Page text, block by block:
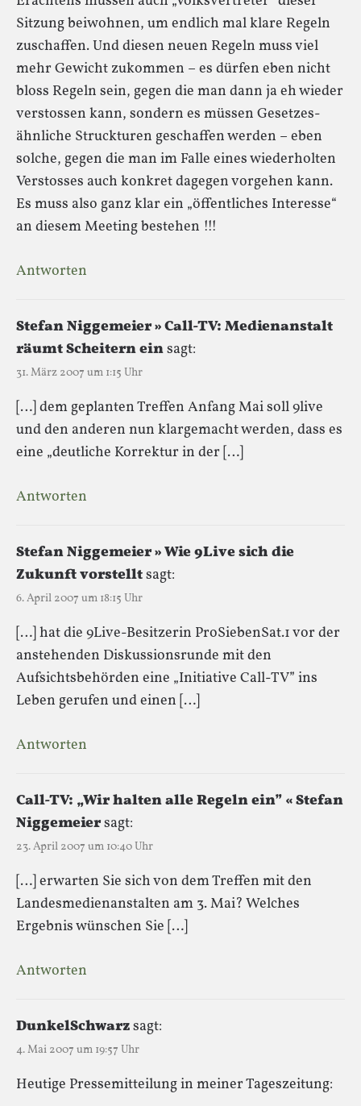
Sitzung beiwohnen, um endlich mal klare Regeln
zuschaffen. Und diesen neuen Regeln muss viel
mehr Gewicht zukommen – es dürfen eben nicht
bloss Regeln sein, gegen die man dann ja eh wieder
verstossen kann, sondern es müssen Gesetzes-
ähnliche Struckturen geschaffen werden – eben
solche, gegen die man im Falle eines wiederholten
Verstosses auch konkret dagegen vorgehen kann.
Es muss also ganz klar ein „öffentliches Interesse“
an diesem Meeting bestehen !!!
Antworten
Stefan Niggemeier » Call-TV: Medienanstalt
räumt Scheitern einsagt:
31. März 2007 um 1:15 Uhr
[…] dem geplanten Treffen Anfang Mai soll 9live
und den anderen nun klargemacht werden, dass es
eine „deutliche Korrektur in der […]
Antworten
Stefan Niggemeier » Wie 9Live sich die
Zukunft vorstelltsagt:
6. April 2007 um 18:15 Uhr
[…] hat die 9Live-Besitzerin ProSiebenSat.1 vor der
anstehenden Diskussionsrunde mit den
Aufsichtsbehörden eine „Initiative Call-TV” ins
Leben gerufen und einen […]
Antworten
Call-TV: „Wir halten alle Regeln ein” « Stefan
Niggemeiersagt:
23. April 2007 um 10:40 Uhr
[…] erwarten Sie sich von dem Treffen mit den
Landesmedienanstalten am 3. Mai? Welches
Ergebnis wünschen Sie […]
Antworten
DunkelSchwarzsagt:
4. Mai 2007 um 19:57 Uhr
Heutige Pressemitteilung in meiner Tageszeitung: